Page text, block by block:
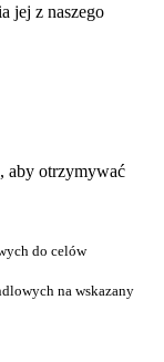
jej z naszego
aby otrzymywać
do celów
na wskazany